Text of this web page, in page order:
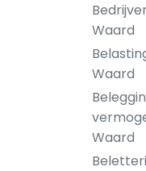
Waard
Waard
Waard